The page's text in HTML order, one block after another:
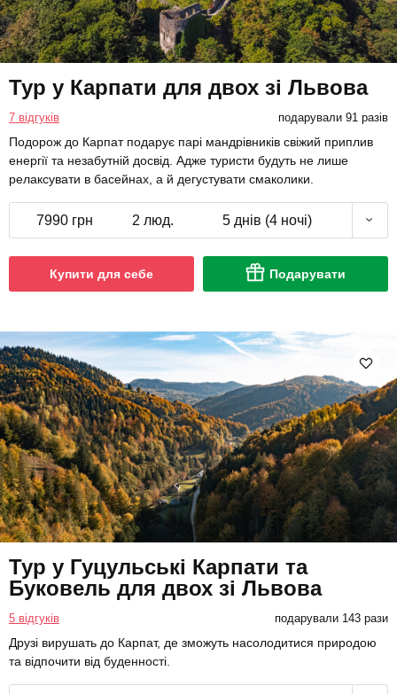
Тур у Карпати для двох зі Львова
7 відгуків подарували 91 разів
Подорож до Карпат подарує парі мандрівників свіжий приплив
енергії та незабутній досвід. Адже туристи будуть не лише
релаксувати в басейнах, а й дегустувати смаколики.
7990 грн 2 люд. 5 днів (4 ночі)
Купити для себе Подарувати
Тур у Гуцульські Карпати та
Буковель для двох зі Львова
5 відгуків подарували 143 рази
Друзі вирушать до Карпат, де зможуть насолодитися природою
та відпочити від буденності.